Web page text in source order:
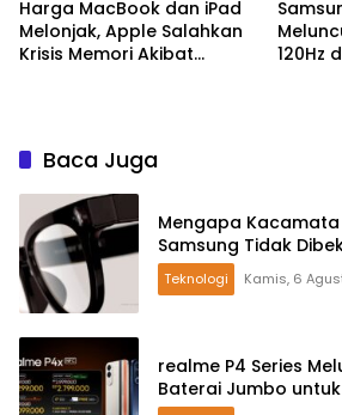
Harga MacBook dan iPad
Melonjak, Apple Salahkan
Krisis Memori Akibat
120Hz
Baca Juga
Mengapa Kacamata
Samsung Tidak
Teknologi Kamis, 6
realme P4 Series
Baterai Jumbo